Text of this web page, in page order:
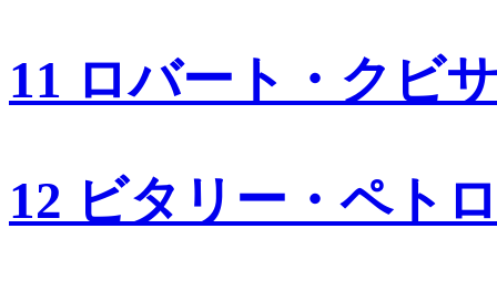
11 ロバート・クビ
12 ビタリー・ペト